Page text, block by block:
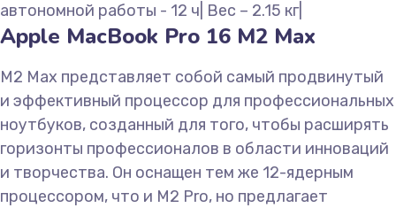
автономной работы - 12 ч| Вес – 2.15 кг|
Apple MacBook Pro 16 M2 Max
M2 Max представляет собой самый продвинутый
и эффективный процессор для профессиональных
ноутбуков, созданный для того, чтобы расширять
горизонты профессионалов в области инноваций
и творчества. Он оснащен тем же 12-ядерным
процессором, что и M2 Pro, но предлагает